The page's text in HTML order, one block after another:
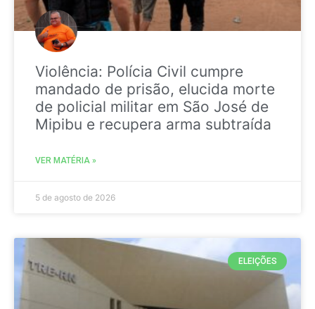
Violência: Polícia Civil cumpre
mandado de prisão, elucida morte
de policial militar em São José de
Mipibu e recupera arma subtraída
VER MATÉRIA »
5 de agosto de 2026
ELEIÇÕES